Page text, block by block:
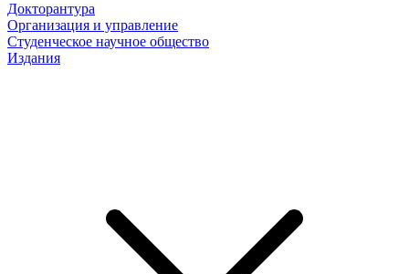
Докторантура
Организация и управление
Студенческое научное общество
Издания